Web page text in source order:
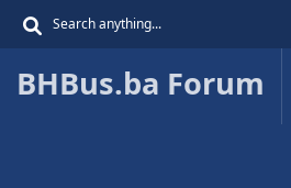
BHBus.ba Forum